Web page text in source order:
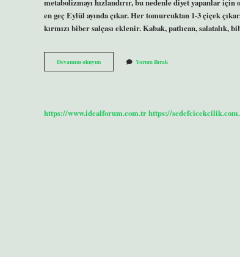
en geç Eylül ayında çıkar. Her tomurcuktan 1-3 çiçek
kırmızı biber salçası eklenir. Kabak, patlıcan, salatalık,
Devamını okuyunMor
Erik
Yorum Bırak
https://www.idealforum.com.trhttps://